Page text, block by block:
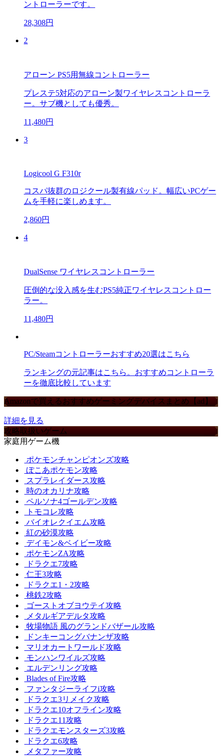
ントローラーです。
28,308円
2
アローン PS5用無線コントローラー
プレステ5対応のアローン製ワイヤレスコントローラ
ー。サブ機としても優秀。
11,480円
3
Logicool G F310r
コスパ抜群のロジクール製有線パッド。幅広いPCゲー
ムを手軽に楽しめます。
2,860円
4
DualSense ワイヤレスコントローラー
圧倒的な没入感を生むPS5純正ワイヤレスコントロー
ラー。
11,480円
PC/Steamコントローラーおすすめ20選はこちら
ランキングの元記事はこちら。おすすめコントローラ
ーを徹底比較しています
Amazonで買えるおすすめゲーミングデバイスまとめ【ad】
詳細を見る
攻略取扱いゲーム
家庭用ゲーム機
ポケモンチャンピオンズ攻略
ぽこあポケモン攻略
スプラレイダース攻略
時のオカリナ攻略
ペルソナ4ゴールデン攻略
トモコレ攻略
バイオレクイエム攻略
紅の砂漠攻略
デイモン&ベイビー攻略
ポケモンZA攻略
ドラクエ7攻略
仁王3攻略
ドラクエ1・2攻略
桃鉄2攻略
ゴーストオブヨウテイ攻略
メタルギアデルタ攻略
牧場物語 風のグランドバザール攻略
ドンキーコングバナンザ攻略
マリオカートワールド攻略
モンハンワイルズ攻略
エルデンリング攻略
Blades of Fire攻略
ファンタジーライフi攻略
ドラクエ3リメイク攻略
ドラクエ10オフライン攻略
ドラクエ11攻略
ドラクエモンスターズ3攻略
ドラクエ6攻略
メタファー攻略